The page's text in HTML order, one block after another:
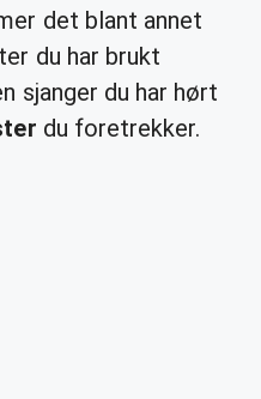
det blant annet
du har brukt
sjanger du har hørt
du foretrekker.